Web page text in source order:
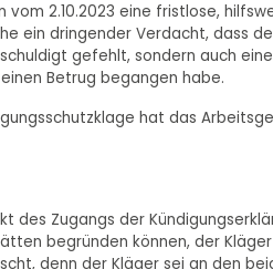
2.10.2023 eine fristlose,
ein dringender Verdacht, dass
gefehlt, sondern auch
Betrug begangen habe.
hat das
des Zugangs der
begründen können, der
denn der Kläger sei an den